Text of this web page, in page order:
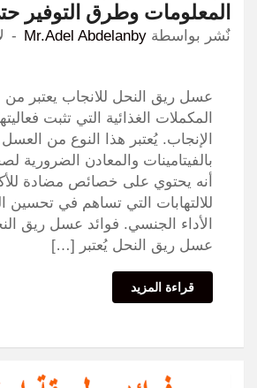
المعلومات وطرق التوفير حتى
نٌشر بواسطة Mr.Adel Abdelanby
عسل ريق النحل للانجاب يعتبر من
المكملات الغذائية التي تثبت
الإنجاب. يُعتبر هذا النوع من
بالفيتامينات والمعادن الضرورية
أنه يحتوي على خصائص مضادة
للالتهابات التي تساهم في تحسين
الأداء الجنسي. فوائد عسل ريق
عسل ريق النحل يُعتبر […]
قراءة المزيد